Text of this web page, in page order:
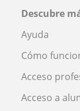
Descubre
Ayuda
Cómo
Acceso
Acceso a